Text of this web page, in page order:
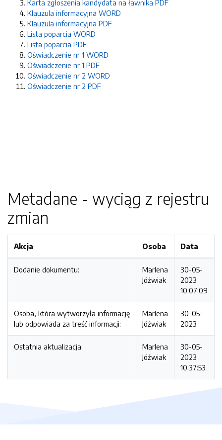
Karta zgłoszenia kandydata na ławnika PDF
Klauzula informacyjna WORD
Klauzula informacyjna PDF
Lista poparcia WORD
Lista poparcia PDF
Oświadczenie nr 1 WORD
Oświadczenie nr 1 PDF
Oświadczenie nr 2 WORD
Oświadczenie nr 2 PDF
Metadane - wyciąg z rejestru
zmian
Akcja Osoba Data
Dodanie dokumentu:
Marlena
Jóźwiak
30-05-
2023
10:07:09
Osoba, która wytworzyła informację
lub odpowiada za treść informacji:
Marlena
Jóźwiak
30-05-
2023
Ostatnia aktualizacja:
Marlena
Jóźwiak
30-05-
2023
10:37:53